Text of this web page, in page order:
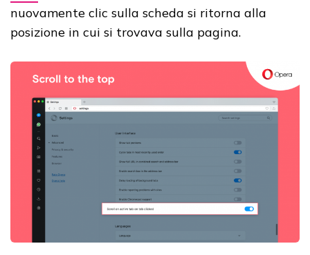
nuovamente clic sulla scheda si ritorna alla
posizione in cui si trovava sulla pagina.